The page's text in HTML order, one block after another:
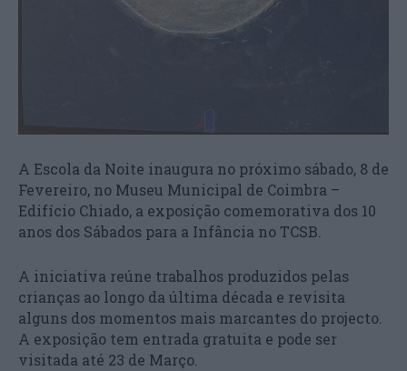
A Escola da Noite inaugura no próximo sábado, 8 de
Fevereiro, no Museu Municipal de Coimbra –
Edifício Chiado, a exposição comemorativa dos 10
anos dos Sábados para a Infância no TCSB.
A iniciativa reúne trabalhos produzidos pelas
crianças ao longo da última década e revisita
alguns dos momentos mais marcantes do projecto.
A exposição tem entrada gratuita e pode ser
visitada até 23 de Março.